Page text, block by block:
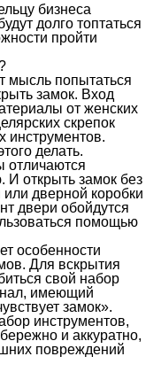
бизнеса
долго топтаться
пройти
мысль попытаться
замок. Вход
от женских
скрепок
инструментов.
делать.
отличаются
И открыть замок без
дверной коробки
двери обойдутся
помощью
особенности
Для вскрытия
свой набор
имеющий
замок».
инструментов,
и аккуратно,
повреждений